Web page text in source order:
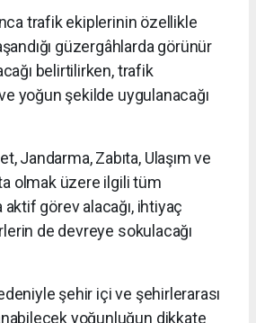
trafik ekiplerinin özellikle
güzergâhlarda görünür
belirtilirken, trafik
yoğun şekilde uygulanacağı
Jandarma, Zabıta, Ulaşım ve
olmak üzere ilgili tüm
aktif görev alacağı, ihtiyaç
de devreye sokulacağı
şehir içi ve şehirlerarası
yoğunluğun dikkate